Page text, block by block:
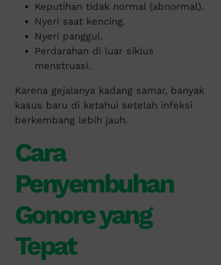
Keputihan tidak normal (abnormal).
Nyeri saat kencing.
Nyeri panggul.
Perdarahan di luar siklus
menstruasi.
Karena gejalanya kadang samar, banyak
kasus baru di ketahui setelah infeksi
berkembang lebih jauh.
Cara
Penyembuhan
Gonore yang
Tepat